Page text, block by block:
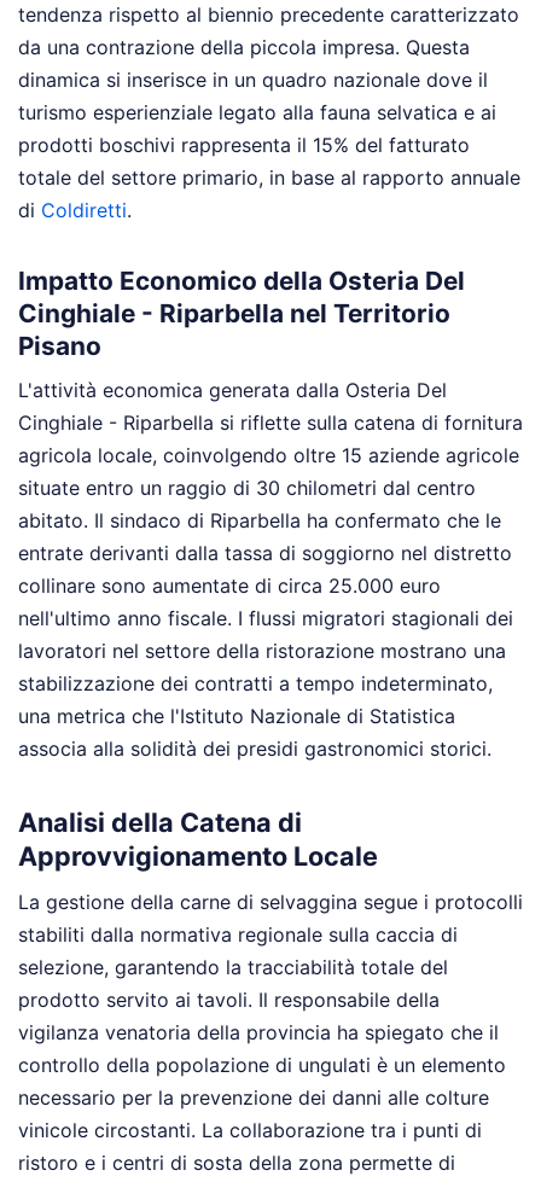
tendenza rispetto al biennio precedente caratterizzato
da una contrazione della piccola impresa. Questa
dinamica si inserisce in un quadro nazionale dove il
turismo esperienziale legato alla fauna selvatica e ai
prodotti boschivi rappresenta il 15% del fatturato
totale del settore primario, in base al rapporto annuale
di Coldiretti.
Impatto Economico della Osteria Del
Cinghiale - Riparbella nel Territorio
Pisano
L'attività economica generata dalla Osteria Del
Cinghiale - Riparbella si riflette sulla catena di fornitura
agricola locale, coinvolgendo oltre 15 aziende agricole
situate entro un raggio di 30 chilometri dal centro
abitato. Il sindaco di Riparbella ha confermato che le
entrate derivanti dalla tassa di soggiorno nel distretto
collinare sono aumentate di circa 25.000 euro
nell'ultimo anno fiscale. I flussi migratori stagionali dei
lavoratori nel settore della ristorazione mostrano una
stabilizzazione dei contratti a tempo indeterminato,
una metrica che l'Istituto Nazionale di Statistica
associa alla solidità dei presidi gastronomici storici.
Analisi della Catena di
Approvvigionamento Locale
La gestione della carne di selvaggina segue i protocolli
stabiliti dalla normativa regionale sulla caccia di
selezione, garantendo la tracciabilità totale del
prodotto servito ai tavoli. Il responsabile della
vigilanza venatoria della provincia ha spiegato che il
controllo della popolazione di ungulati è un elemento
necessario per la prevenzione dei danni alle colture
vinicole circostanti. La collaborazione tra i punti di
ristoro e i centri di sosta della zona permette di